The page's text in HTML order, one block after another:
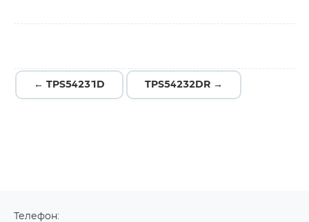
← TPS54231D TPS54232DR →
Телефон: